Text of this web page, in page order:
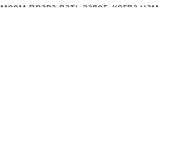
права дать залог, когда нам